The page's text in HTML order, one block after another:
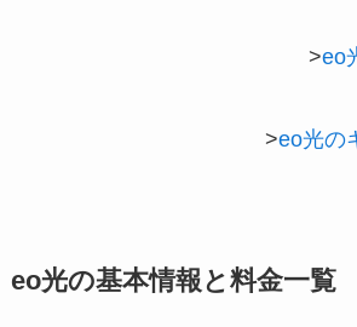
>eo
>eo光の
eo光の基本情報と料金一覧